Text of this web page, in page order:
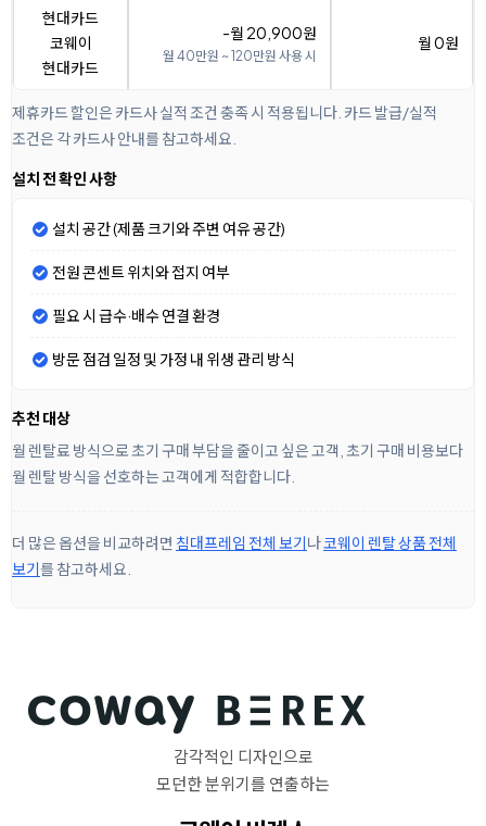
현대카드
코웨이
현대카드
-월 20,900원
월 40만원 ~ 120만원 사용 시
월 0원
제휴카드 할인은 카드사 실적 조건 충족 시 적용됩니다. 카드 발급/실적
조건은 각 카드사 안내를 참고하세요.
설치 전 확인 사항
설치 공간 (제품 크기와 주변 여유 공간)
전원 콘센트 위치와 접지 여부
필요 시 급수·배수 연결 환경
방문 점검 일정 및 가정 내 위생 관리 방식
추천 대상
월 렌탈료 방식으로 초기 구매 부담을 줄이고 싶은 고객, 초기 구매 비용보다
월 렌탈 방식을 선호하는 고객에게 적합합니다.
더 많은 옵션을 비교하려면 침대프레임 전체 보기나코웨이 렌탈 상품 전체
보기를 참고하세요.
감각적인 디자인으로
모던한 분위기를 연출하는